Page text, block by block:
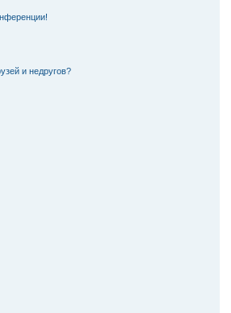
и недругов?